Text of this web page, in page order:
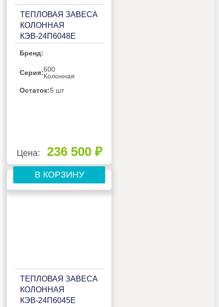
ТЕПЛОВАЯ ЗАВЕСА
КОЛОННАЯ
КЭВ-24П6048Е
Бренд:
Серия:600
Колонная
Остаток:5 шт
Цена: 236 500 ₽
В КОРЗИНУ
ТЕПЛОВАЯ ЗАВЕСА
КОЛОННАЯ
КЭВ-24П6045Е